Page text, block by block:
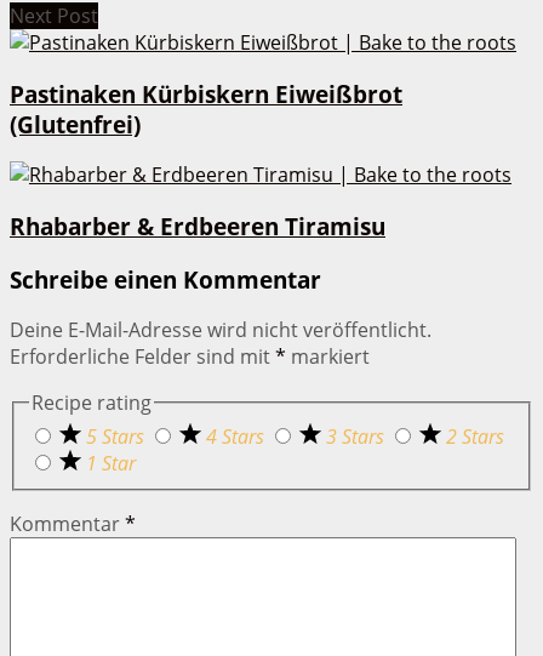
Next Post
Pastinaken Kürbiskern Eiweißbrot
(Glutenfrei)
Rhabarber & Erdbeeren Tiramisu
Schreibe einen Kommentar
Deine E-Mail-Adresse wird nicht veröffentlicht.
Erforderliche Felder sind mit* markiert
Recipe rating
5 Stars
4 Stars 3 Stars
2 Stars
1 Star
Kommentar*